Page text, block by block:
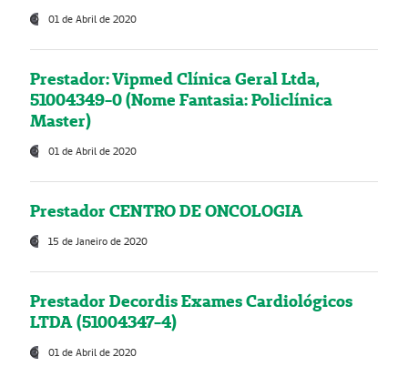
01 de Abril de 2020
Prestador: Vipmed Clínica Geral Ltda,
51004349-0 (Nome Fantasia: Policlínica
Master)
01 de Abril de 2020
Prestador CENTRO DE ONCOLOGIA
15 de Janeiro de 2020
Prestador Decordis Exames Cardiológicos
LTDA (51004347-4)
01 de Abril de 2020